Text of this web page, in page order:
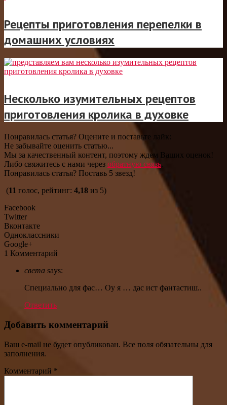
Рецепты приготовления перепелки в
домашних условиях
Несколько изумительных рецептов
приготовления кролика в духовке
Понравилась статья? Оцените и поставьте лайк:
Не забывайте оценить статью...
Мы за качественный контент, поэтому ждем Ваших оценок!
Либо свяжитесь с нами через обратную связь.
Понравилась статья? Поставь 5 звезд!
(11 голос, рейтинг: 4,18 из 5)
Facebook
Twitter
Вконтакте
Одноклассники
Google+
1 Комментарий
света says:
Специально для фас… Оу я … дас ист фантастиш..
Ответить
Добавить комментарий
Ваш e-mail не будет опубликован. Все поля обязательны для
заполнения.
Комментарий *